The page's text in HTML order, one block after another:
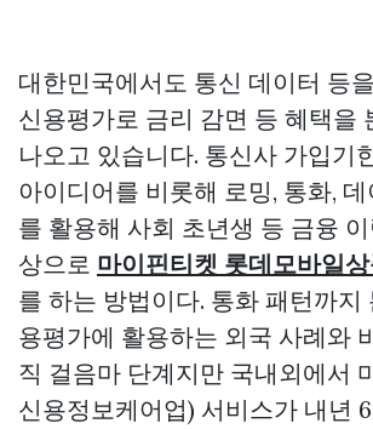
대한민국에서도 통신 데이터 등
신용평가로 금리 감면 등 혜택을
나오고 있습니다. 통신사 가입기
아이디어를 비롯해 로밍, 통화,
를 활용해 사회 초년생 등 금융
상으로 마이핀티켓 롯데모바일
를 하는 방법이다. 통화 패턴까지
용평가에 활용하는 외국 사례와
직 걸음마 단계지만 국내외에서
신용정보케어업) 서비스가 내년